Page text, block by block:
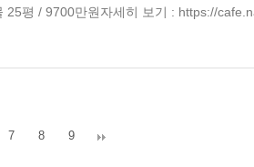
평 / 9700만원자세히 보기 : https://
7 8 9